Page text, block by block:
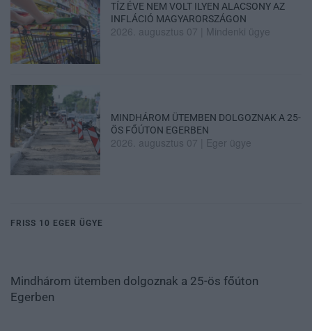
TÍZ ÉVE NEM VOLT ILYEN ALACSONY AZ
INFLÁCIÓ MAGYARORSZÁGON
2026. augusztus 07 Mindenki ügye
MINDHÁROM ÜTEMBEN DOLGOZNAK A 25-
ÖS FŐÚTON EGERBEN
2026. augusztus 07 Eger ügye
FRISS 10 EGER ÜGYE
Mindhárom ütemben dolgoznak a 25-ös főúton
Egerben